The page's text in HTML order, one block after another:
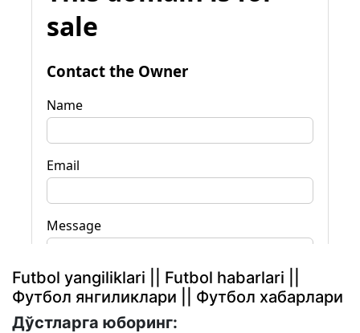
Futbol yangiliklari || Futbol habarlari ||
Футбол янгиликлари || Футбол хабарлари
Дўстларга юборинг: